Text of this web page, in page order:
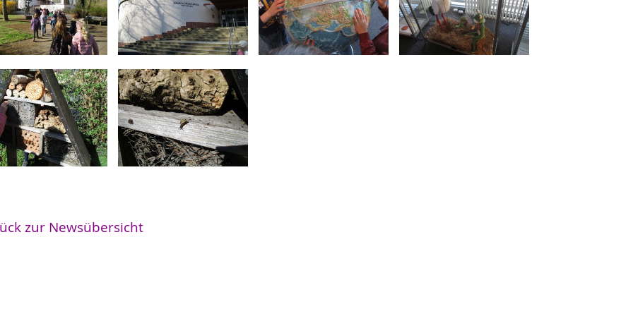
zur Newsübersicht